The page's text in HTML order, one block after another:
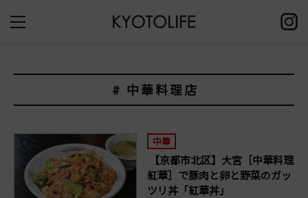
# 中華料理店
中華
【京都市北区】大宮［中華料理
紅華］で豚肉と卵と野菜のガッ
ツリ丼「紅華丼」